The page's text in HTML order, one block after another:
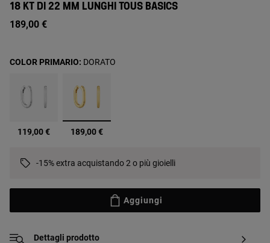
18 KT DI 22 MM LUNGHI TOUS BASICS
189,00 €
119,00 € selezionato
189,00 €
COLOR PRIMARIO: DORATO
-15% extra acquistando 2 o più gioielli
Aggiungi
Dettagli prodotto